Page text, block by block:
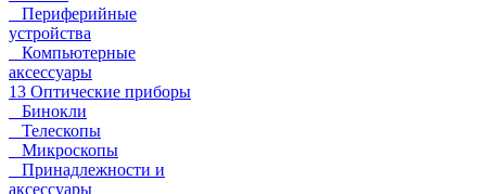
Периферийные
устройства
Компьютерные
аксессуары
13 Оптические приборы
Бинокли
Телескопы
Микроскопы
Принадлежности и
аксессуары